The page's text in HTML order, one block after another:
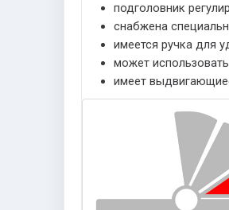
подголовник
снабжена
имеется ручка для
может
имеет